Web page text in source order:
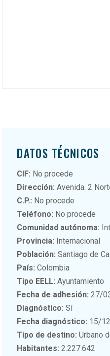
DATOS TÉCNICOS
CIF: No procede
Dirección: Avenida. 2
C.P.: No procede
Teléfono: No procede
Comunidad autónoma:
Provincia: Internacional
Población: Santiago de
País: Colombia
Tipo EELL: Ayuntamiento
Fecha de adhesión: 27/
Diagnóstico: Sí
Fecha diagnóstico: 15/
Tipo de destino: Urbano
Habitantes: 2.227.642